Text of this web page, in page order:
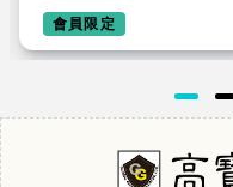
洗牌！放眼全球最具
潛能的新創發展地，
各方投資湧入的關鍵
吸金力
會員限定